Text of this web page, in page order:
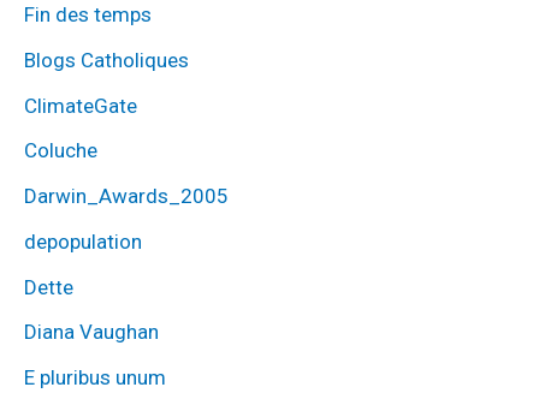
Fin des temps
Blogs Catholiques
ClimateGate
Coluche
Darwin_Awards_2005
depopulation
Dette
Diana Vaughan
E pluribus unum